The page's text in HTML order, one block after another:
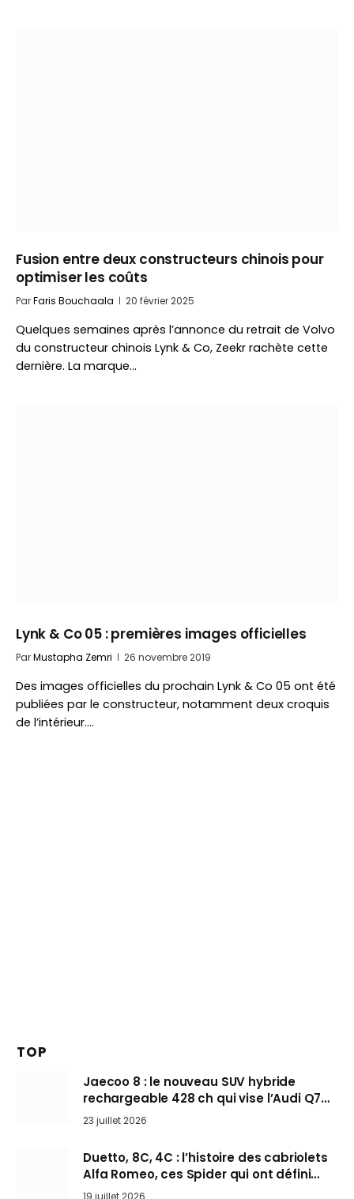
Fusion entre deux constructeurs chinois pour
optimiser les coûts
ParFaris Bouchaala 20 février 2025
Quelques semaines après l’annonce du retrait de Volvo
du constructeur chinois Lynk & Co, Zeekr rachète cette
dernière. La marque…
Lynk & Co 05 : premières images officielles
ParMustapha Zemri 26 novembre 2019
Des images officielles du prochain Lynk & Co 05 ont été
publiées par le constructeur, notamment deux croquis
de l’intérieur.…
TOP
Jaecoo 8 : le nouveau SUV hybride
rechargeable 428 ch qui vise l’Audi Q7
arrive en Europe cet automne
23 juillet 2026
Duetto, 8C, 4C : l’histoire des cabriolets
Alfa Romeo, ces Spider qui ont défini
l’art de rouler cheveux au vent
19 juillet 2026